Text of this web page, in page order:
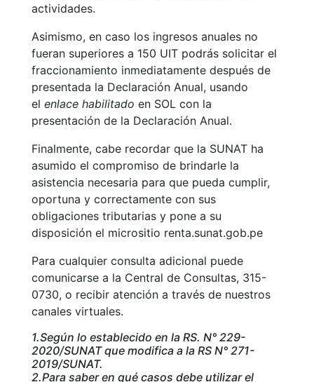
actividades.
Asimismo, en caso los ingresos anuales no
fueran superiores a 150 UIT podrás solicitar el
fraccionamiento inmediatamente después de
presentada la Declaración Anual, usando
el enlace habilitado en SOL con la
presentación de la Declaración Anual.
Finalmente, cabe recordar que la SUNAT ha
asumido el compromiso de brindarle la
asistencia necesaria para que pueda cumplir,
oportuna y correctamente con sus
obligaciones tributarias y pone a su
disposición el micrositio renta.sunat.gob.pe
Para cualquier consulta adicional puede
comunicarse a la Central de Consultas, 315-
0730, o recibir atención a través de nuestros
canales virtuales.
1.Según lo establecido en la RS. N° 229-
2020/SUNAT que modifica a la RS N° 271-
2019/SUNAT.
2.Para saber en qué casos debe utilizar el